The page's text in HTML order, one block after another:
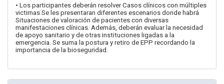
• Los participantes deberán resolver Casos clínicos con múltiples
victimas Se les presentaran diferentes escenarios donde habrá
Situaciones de valoración de pacientes con diversas
manifestaciones clínicas. Además, deberán evaluar la necesidad
de apoyo sanitario y de otras instituciones ligadas a la
emergencia. Se suma la postura y retiro de EPP recordando la
importancia de la bioseguridad.